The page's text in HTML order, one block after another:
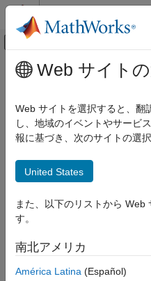
コンテンツへスキップ
オフキャンバ
ドキュメンテーションのホーム
Simulink Test
テスト作成
Simulink Test
テスト作成
評価、基準、検証
Test Sequence
メインコンテンツ
Test Sequence
シミュレーション テスト
の作成
Simulink Test
説明
Test Sequence
ブロックは
テスト シーケンスを定義し
様に、 Test Sequenceブロッ
Web サイト
Web サイトを選択すると、翻
し、地域のイベントやサービ
報に基づき、次のサイトの選
United States
また、以下のリストから Web
す。
南北アメリカ
América Latina (Español)